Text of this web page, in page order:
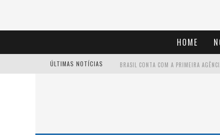
HOME
ÚLTIMAS NOTÍCIAS